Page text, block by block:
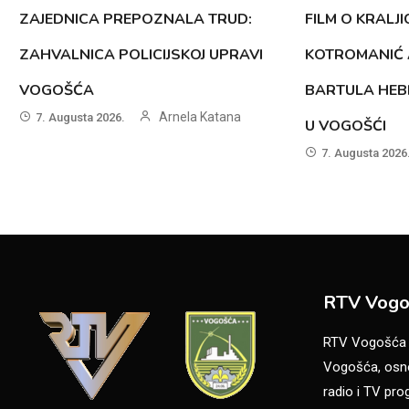
ZAJEDNICA PREPOZNALA TRUD:
ZAHVALNICA POLICIJSKOJ UPRAVI
VOGOŠĆA
7. Augusta 2026. Arnela Katana
FILM O
KOTROMANIĆ
BARTULA
U VOGOŠĆI
7. Augusta 2026.
RTV
RTV
Vogošća,
radio i TV